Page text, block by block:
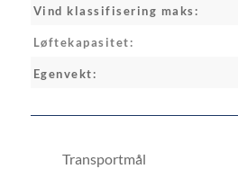
Vind klassifisering maks:
Løftekapasitet:
Egenvekt:
Transportmål